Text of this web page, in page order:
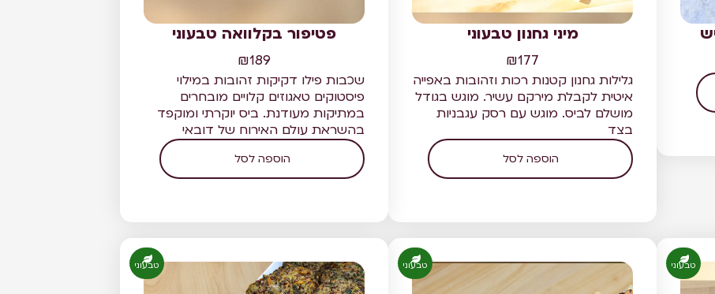
מיני גחנון טבעוני
₪177
גלילות גחנון קטנות רכות וזהובות באפייה
איטית לקבלת מירקם עשיר. מוגש בגודל
מושלם לביס. מוגש עם רסק עגבניות
בצד
הוספה לסל
פטיפור בקלוואה טבעוני
₪189
שכבות פילו דקיקות זהובות במילוי
פיסטוקים טאגוזים קלויים מובחרים
במתיקות מעודנת. ביס יוקרתי ומוקפד
בהשראת עולם האירוח של דובאי
הוספה לסל
טבעוני טבעוני טבעוני